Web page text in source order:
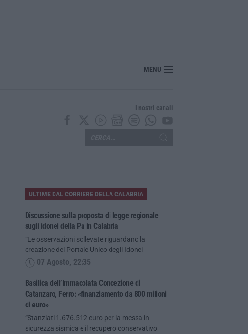
Renzi: «Conte? Sarebbe delittuoso vannaccizzare la coalizione»
MENU
I nostri canali
ULTIME DAL CORRIERE DELLA CALABRIA
Discussione sulla proposta di legge regionale
sugli idonei della Pa in Calabria
“Le osservazioni sollevate riguardano la
creazione del Portale Unico degli Idonei
07 Agosto, 22:35
Basilica dell’Immacolata Concezione di
Catanzaro, Ferro: «finanziamento da 800 milioni
di euro»
“Stanziati 1.676.512 euro per la messa in
sicurezza sismica e il recupero conservativo